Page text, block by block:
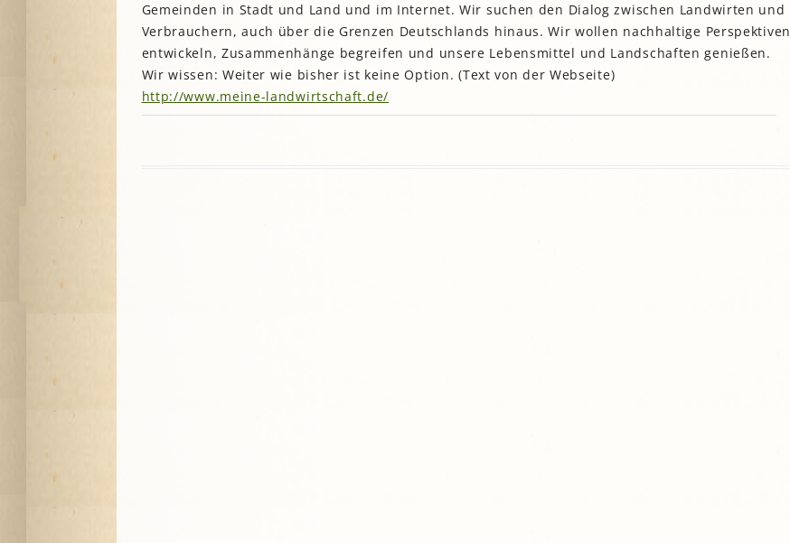
Gemeinden in Stadt und Land und im Internet. Wir suchen den Dialog zwischen Landwirten und
Verbrauchern, auch über die Grenzen Deutschlands hinaus. Wir wollen nachhaltige Perspektiven
entwickeln, Zusammenhänge begreifen und unsere Lebensmittel und Landschaften genießen.
Wir wissen: Weiter wie bisher ist keine Option. (Text von der Webseite)
http://www.meine-landwirtschaft.de/